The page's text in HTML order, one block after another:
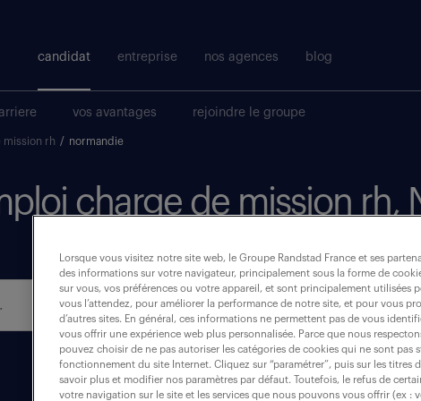
candidat entreprise nos agences blog
vos avantages rejoindre le groupe
mission rh / normandie
charge de mission rh,
où ?
normandie
Lorsque vous visitez notre site web, le Groupe Randstad France et ses
des informations sur votre navigateur, principalement sous la forme de
sur vous, vos préférences ou votre appareil, et sont principalement utilisées
vous l’attendez, pour améliorer la performance de notre site, et pour vous
d’autres sites. En général, ces informations ne permettent pas de vous
vous offrir une expérience web plus personnalisée. Parce que nous
pouvez choisir de ne pas autoriser les catégories de cookies qui ne sont pas
fonctionnement du site Internet. Cliquez sur “paramétrer”, puis sur les titres
savoir plus et modifier nos paramètres par défaut. Toutefois, le refus de
votre navigation sur le site et les services que nous pouvons vous offrir (ex :